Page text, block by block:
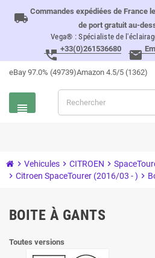
local_shipping Commandes expédiées de France
de port gratuit au-
Vega® : Spécialiste de
perm_phone_msg +33(0)261536680 email
eBay 97.0% (49739)Amazon 4.5/5 (1362)
view_headline
chevron_right Vehicules chevron_right CITROEN chevron_right
chevron_right Citroen SpaceTourer (2016/03 - ) chevron_right
BOITE À GANTS
Toutes versions